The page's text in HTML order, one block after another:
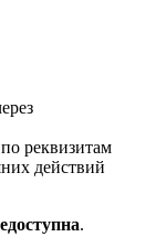
реквизитам
действий
.